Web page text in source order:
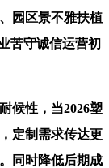
园区景不雅扶植
苦守诚信运营初
候性，当2026塑
定制需求传达更
同时降低后期成